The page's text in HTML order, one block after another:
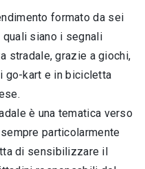
formato da sei
quali siano i segnali
stradale, grazie a giochi,
go-kart e in bicicletta
è una tematica verso
particolarmente
di sensibilizzare il